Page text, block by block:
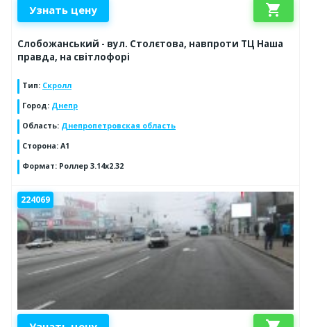
Узнать цену shopping_cart
Слобожанський - вул. Столєтова, навпроти ТЦ Наша
правда, на світлофорі
Тип: Скролл
Город: Днепр
Область: Днепропетровская область
Сторона: А1
Формат: Роллер 3.14х2.32
224069